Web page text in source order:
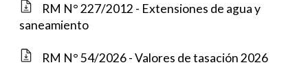
RM N° 227/2012 - Extensiones de agua y
saneamiento
RM N° 54/2026 - Valores de tasación 2026